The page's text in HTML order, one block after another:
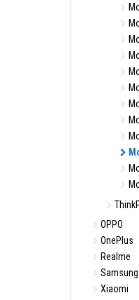
OPPO
OnePlus
Realme
Samsung
Xiaomi